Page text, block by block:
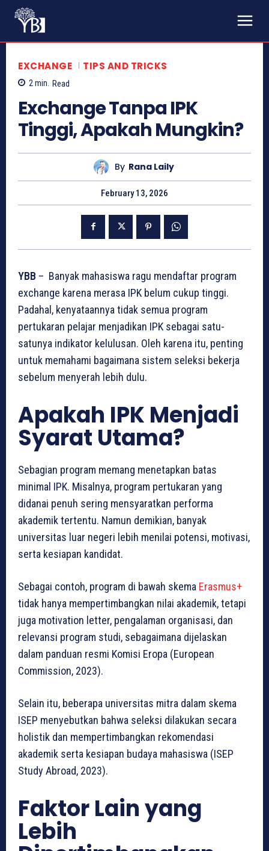
EXCHANGE TIPS AND TRICKS
2min. Read
Exchange Tanpa IPK
Tinggi, Apakah Mungkin?
By Rana Laily
February 13, 2026
YBB – Banyak mahasiswa ragu mendaftar program
exchange karena merasa IPK belum cukup tinggi.
Padahal, kenyataannya tidak semua program
pertukaran pelajar menjadikan IPK sebagai satu-
satunya indikator kelulusan. Oleh karena itu, penting
untuk memahami bagaimana sistem seleksi bekerja
sebelum menyerah lebih dulu.
Apakah IPK Menjadi
Syarat Utama?
Sebagian program memang menetapkan batas
minimal IPK. Misalnya, program pertukaran yang
didanai penuh sering mensyaratkan performa
akademik tertentu. Namun demikian, banyak
universitas luar negeri lebih menilai potensi, motivasi,
serta kesiapan kandidat.
Sebagai contoh, program di bawah skema Erasmus+
tidak hanya mempertimbangkan nilai akademik, tetapi
juga motivation letter, pengalaman organisasi, dan
relevansi program studi, sebagaimana dijelaskan
dalam panduan resmi Komisi Eropa (European
Commission, 2023).
Selain itu, beberapa universitas mitra dalam skema
ISEP menyebutkan bahwa seleksi dilakukan secara
holistik dan mempertimbangkan rekomendasi
akademik serta kesiapan budaya mahasiswa (ISEP
Study Abroad, 2023).
Faktor Lain yang
Lebih